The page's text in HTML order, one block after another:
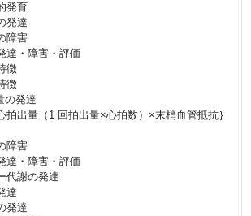
発育
発達
障害
達・障害・評価
徴
徴
発達
出量（1 回拍出量×心拍数）×末梢血管抵抗｝
障害
達・障害・評価
謝の発達
達
発達